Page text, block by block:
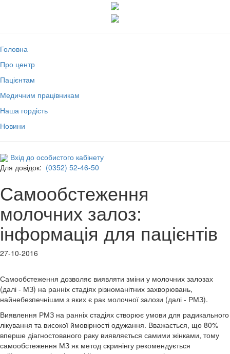
Головна
Про центр
Пацієнтам
Медичним працівникам
Наша гордість
Новини
Вхід до особистого кабінету
Для довідок: (0352) 52-46-50
Самообстеження
молочних залоз:
інформація для пацієнтів
27-10-2016
Самообстеження дозволяє виявляти зміни у молочних залозах
(далі - МЗ) на ранніх стадіях різноманітних захворювань,
найнебезпечнішим з яких є рак молочної залози (далі - РМЗ).
Виявлення РМЗ на ранніх стадіях створює умови для радикального
лікування та високої ймовірності одужання. Вважається, що 80%
вперше діагностованого раку виявляється самими жінками, тому
самообстеження МЗ як метод скринінгу рекомендується